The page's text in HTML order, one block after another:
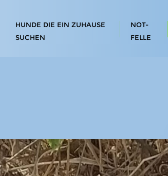
HUNDE DIE EIN ZUHAUSE
SUCHEN
NOT-
FELLE